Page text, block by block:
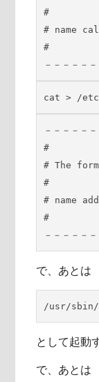
#
# name
#
－－－－－－
cat > /
－－－－－－
#
# The
#
# name
#
－－－－－－
で、あとは
/usr/sbin/
として起動
で、あとは